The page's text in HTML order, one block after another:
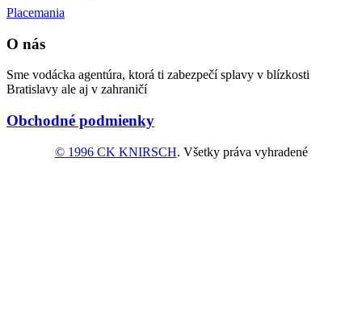
Placemania
O nás
Sme vodácka agentúra, ktorá ti zabezpečí splavy v blízkosti
Bratislavy ale aj v zahraničí
Obchodné podmienky
© 1996 CK KNIRSCH. Všetky práva vyhradené